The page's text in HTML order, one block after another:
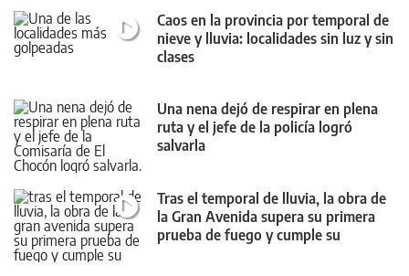
Caos en la provincia por temporal de
nieve y lluvia: localidades sin luz y sin
clases
Una nena dejó de respirar en plena
ruta y el jefe de la policía logró
salvarla
Tras el temporal de lluvia, la obra de
la Gran Avenida supera su primera
prueba de fuego y cumple su